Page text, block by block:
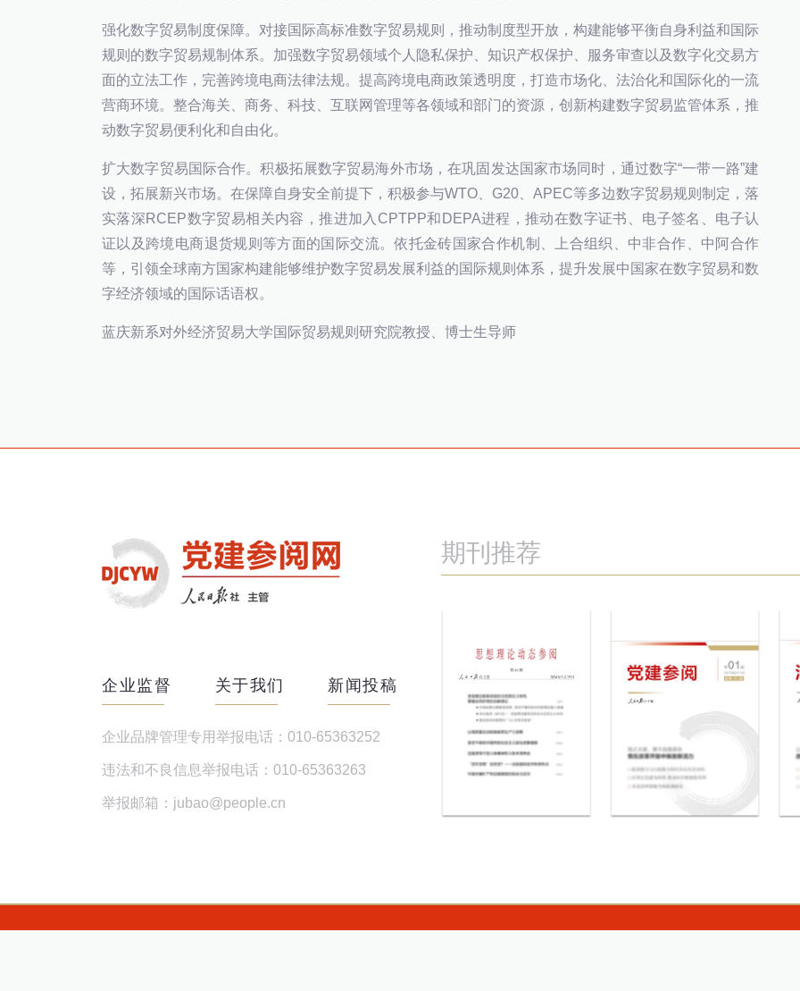
强化数字贸易制度保障。对接国际高标准数字贸易规则，推动制度型开放，构建能够平衡自身利益和国际
规则的数字贸易规制体系。加强数字贸易领域个人隐私保护、知识产权保护、服务审查以及数字化交易方
面的立法工作，完善跨境电商法律法规。提高跨境电商政策透明度，打造市场化、法治化和国际化的一流
营商环境。整合海关、商务、科技、互联网管理等各领域和部门的资源，创新构建数字贸易监管体系，推
动数字贸易便利化和自由化。
扩大数字贸易国际合作。积极拓展数字贸易海外市场，在巩固发达国家市场同时，通过数字“一带一路”建
设，拓展新兴市场。在保障自身安全前提下，积极参与WTO、G20、APEC等多边数字贸易规则制定，落
实落深RCEP数字贸易相关内容，推进加入CPTPP和DEPA进程，推动在数字证书、电子签名、电子认
证以及跨境电商退货规则等方面的国际交流。依托金砖国家合作机制、上合组织、中非合作、中阿合作
等，引领全球南方国家构建能够维护数字贸易发展利益的国际规则体系，提升发展中国家在数字贸易和数
字经济领域的国际话语权。
蓝庆新系对外经济贸易大学国际贸易规则研究院教授、博士生导师
企业监督 关于我们 新闻投稿
企业品牌管理专用举报电话：010-65363252
违法和不良信息举报电话：010-65363263
举报邮箱：jubao@people.cn
期刊推荐